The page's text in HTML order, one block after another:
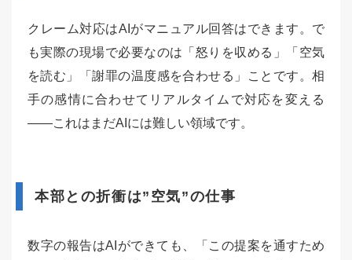
クレーム対応はAIがマニュアル回答はできます。で
も実際の現場で必要なのは「怒りを収める」「空気
を読む」「謝罪の温度感を合わせる」ことです。相
手の感情に合わせてリアルタイムで対応を変える
——これはまだAIには難しい領域です。
本部との折衝は”空気”の仕事
数字の報告はAIができても、「この提案を通すため